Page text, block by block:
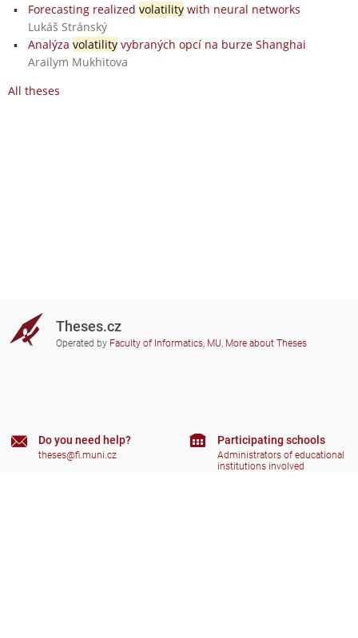
Forecasting realized volatilitywith neural networks
Lukáš Stránský
Analýza volatilityvybraných opcí na burze Shanghai
Arailym Mukhitova
All theses
Theses.cz
Operated by Faculty of Informatics, MU, More about Theses
Do you need help?
theses@fi.muni.cz
Participating schools
Administrators of educational
institutions involved